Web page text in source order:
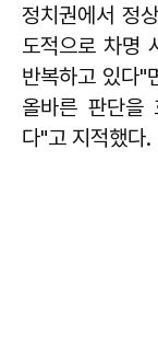
정치권에서 정
도적으로 차명
반복하고 있다"
올바른 판단을
다"고 지적했다.